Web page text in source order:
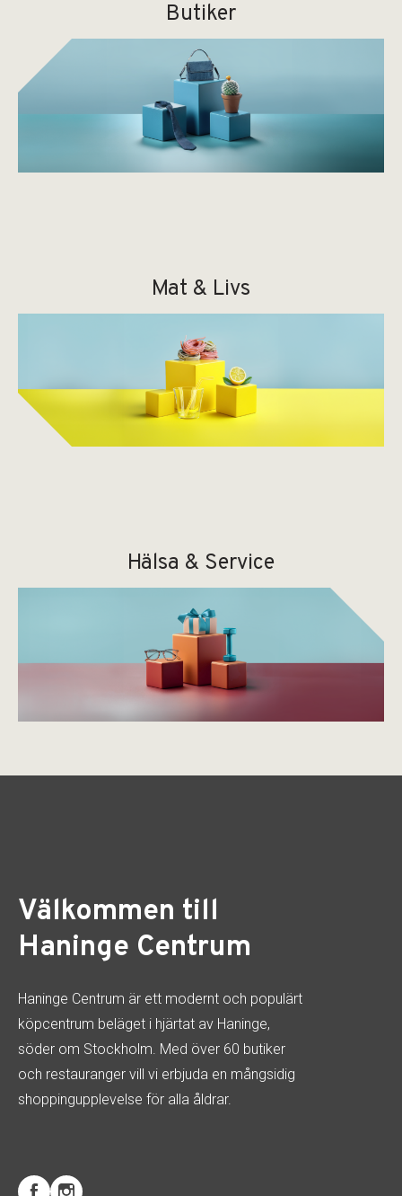
eyes + more har öppnat
i centrum!
Äntligen kan vi dela nyheten: eyes + more har
öppnat i Haninge centrum
Butiker
Mat & Livs
Hälsa & Service
Välkommen till
Haninge Centrum
Haninge Centrum är ett modernt och populärt
köpcentrum beläget i hjärtat av Haninge,
söder om Stockholm. Med över 60 butiker
och restauranger vill vi erbjuda en mångsidig
shoppingupplevelse för alla åldrar.